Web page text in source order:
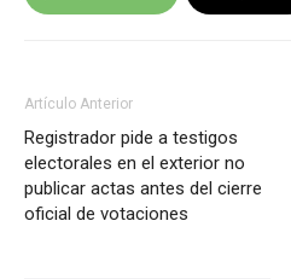
Artículo Anterior
Registrador pide a testigos
electorales en el exterior no
publicar actas antes del cierre
oficial de votaciones